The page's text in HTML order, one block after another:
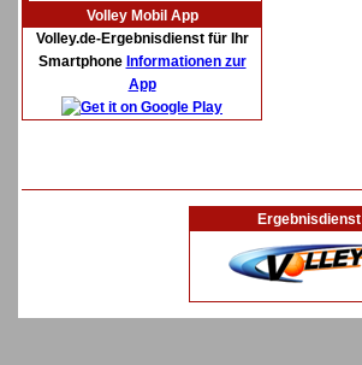
Volley Mobil App
Volley.de-Ergebnisdienst für Ihr
Smartphone Informationen zur
App
Ergebnisdienst